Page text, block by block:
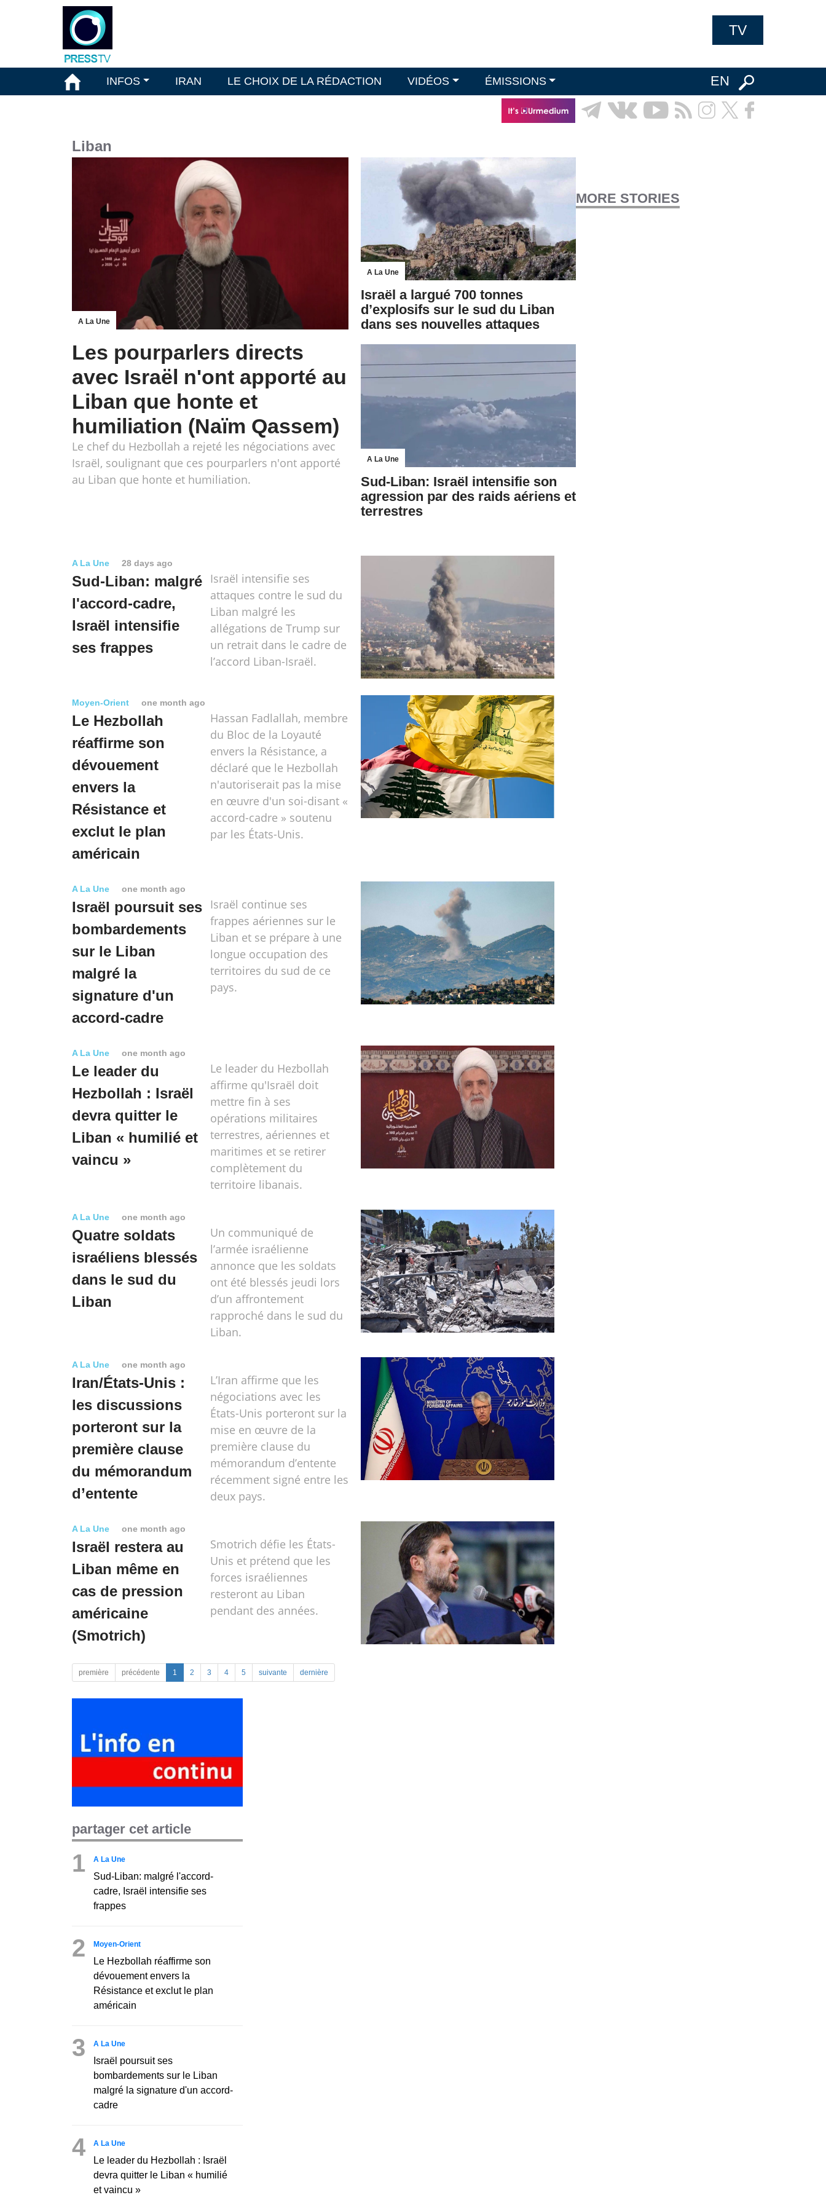
TV
INFOS IRAN LE CHOIX DE LA RÉDACTION VIDÉOS ÉMISSIONS EN
Liban
A La Une
Les pourparlers directs
avec Israël n'ont apporté au
Liban que honte et
humiliation (Naïm Qassem)
Le chef du Hezbollah a rejeté les négociations avec
Israël, soulignant que ces pourparlers n'ont apporté
au Liban que honte et humiliation.
A La Une
Israël a largué 700 tonnes
d’explosifs sur le sud du Liban
dans ses nouvelles attaques
A La Une
Sud-Liban: Israël intensifie son
agression par des raids aériens et
terrestres
MORE STORIES
A La Une 28 days ago
Sud-Liban: malgré
l'accord-cadre,
Israël intensifie
ses frappes
Israël intensifie ses
attaques contre le sud du
Liban malgré les
allégations de Trump sur
un retrait dans le cadre de
l’accord Liban-Israël.
Moyen-Orient one month ago
Le Hezbollah
réaffirme son
dévouement
envers la
Résistance et
exclut le plan
américain
Hassan Fadlallah, membre
du Bloc de la Loyauté
envers la Résistance, a
déclaré que le Hezbollah
n'autoriserait pas la mise
en œuvre d'un soi-disant «
accord-cadre » soutenu
par les États-Unis.
A La Une one month ago
Israël poursuit ses
bombardements
sur le Liban
malgré la
signature d'un
accord-cadre
Israël continue ses
frappes aériennes sur le
Liban et se prépare à une
longue occupation des
territoires du sud de ce
pays​​​​​​​.
A La Une one month ago
Le leader du
Hezbollah : Israël
devra quitter le
Liban « humilié et
vaincu »
Le leader du Hezbollah
affirme qu'Israël doit
mettre fin à ses
opérations militaires
terrestres, aériennes et
maritimes et se retirer
complètement du
territoire libanais.
A La Une one month ago
Quatre soldats
israéliens blessés
dans le sud du
Liban
Un communiqué de
l’armée israélienne
annonce que les soldats
ont été blessés jeudi lors
d’un affrontement
rapproché dans le sud du
Liban.
A La Une one month ago
Iran/États-Unis :
les discussions
porteront sur la
première clause
du mémorandum
d’entente
L’Iran affirme que les
négociations avec les
États-Unis porteront sur la
mise en œuvre de la
première clause du
mémorandum d’entente
récemment signé entre les
deux pays.
A La Une one month ago
Israël restera au
Liban même en
cas de pression
américaine
(Smotrich)
Smotrich défie les États-
Unis et prétend que les
forces israéliennes
resteront au Liban
pendant des années.
première précédente 1 2 3 4 5 suivante dernière
partager cet article
1 A La Une
Sud-Liban: malgré l'accord-
cadre, Israël intensifie ses
frappes
2 Moyen-Orient
Le Hezbollah réaffirme son
dévouement envers la
Résistance et exclut le plan
américain
3 A La Une
Israël poursuit ses
bombardements sur le Liban
malgré la signature d'un accord-
cadre
4 A La Une
Le leader du Hezbollah : Israël
devra quitter le Liban « humilié
et vaincu »